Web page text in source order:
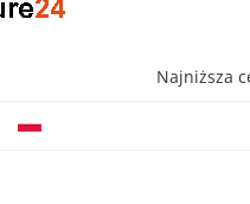
Najniższa